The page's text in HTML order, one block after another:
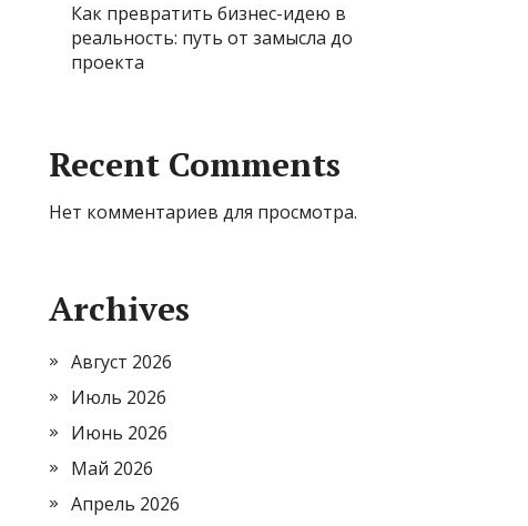
Как превратить бизнес-идею в
реальность: путь от замысла до
проекта
Recent Comments
Нет комментариев для просмотра.
Archives
Август 2026
Июль 2026
Июнь 2026
Май 2026
Апрель 2026